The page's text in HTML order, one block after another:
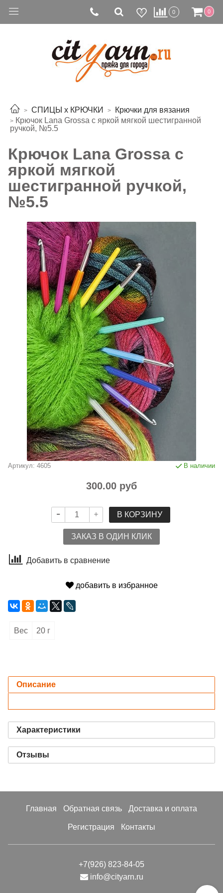
0 0 0
СПИЦЫ х КРЮЧКИ
Крючки для вязания
Крючок Lana Grossa с яркой мягкой шестигранной
ручкой, №5.5
Крючок Lana Grossa с
яркой мягкой
шестигранной ручкой,
№5.5
Артикул: 4605 В наличии
300.00 руб
В КОРЗИНУ
ЗАКАЗ В ОДИН КЛИК
Добавить в сравнение
добавить в избранное
Вес 20 г
Описание
Характеристики
Отзывы
Главная Обратная связь Доставка и оплата
Регистрация Контакты
+7(926) 823-84-05
info@cityarn.ru